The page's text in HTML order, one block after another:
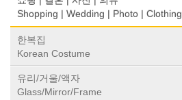
Shopping | Wedding | Photo | Clothing
한복집
Korean Costume
유리/거울/액자
Glass/Mirror/Frame